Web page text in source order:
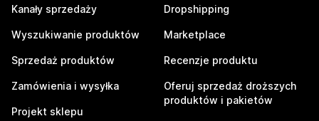
Kanały sprzedaży
Wyszukiwanie produktów
Sprzedaż produktów
Zamówienia i wysyłka
Projekt sklepu
Dropshipping
Marketplace
Recenzje produktu
Oferuj sprzedaż droższych
produktów i pakietów